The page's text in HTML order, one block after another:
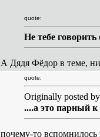
quote:
Не тебе
А Дядя Фёдор в теме,
quote:
Originally posted
....а это парный
почему-то